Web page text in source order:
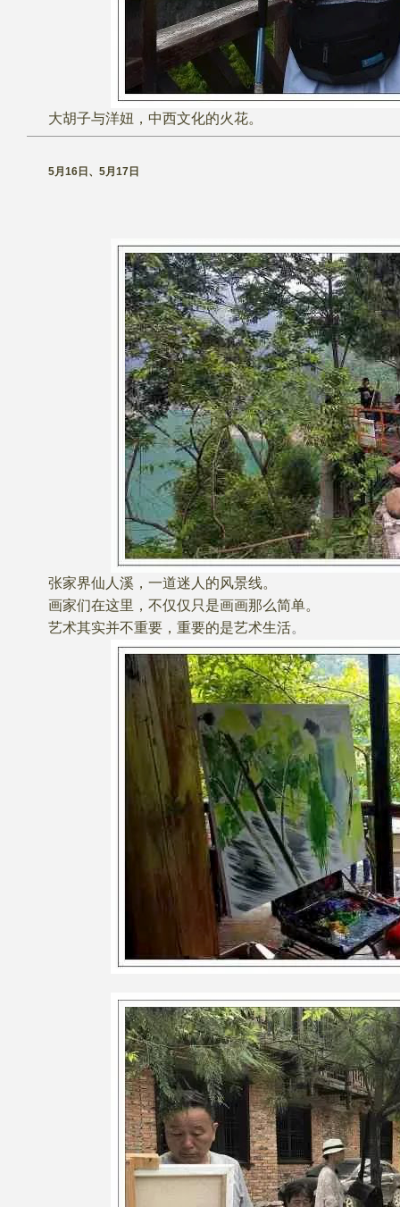
大胡子与洋妞，中西文化的火花。
5月16日、5月17日
张家界仙人溪，一道迷人的风景线。
画家们在这里，不仅仅只是画画那么简单。
艺术其实并不重要，重要的是艺术生活。